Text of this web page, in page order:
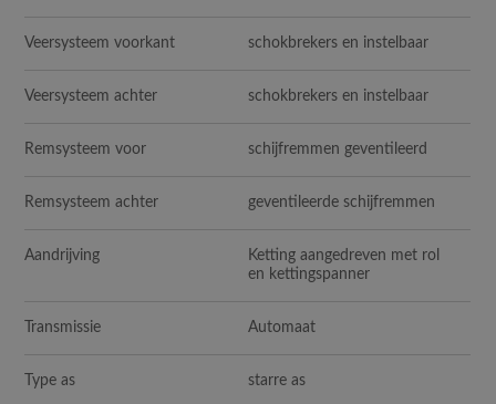
Veersysteem voorkant schokbrekers en instelbaar
Veersysteem achter schokbrekers en instelbaar
Remsysteem voor schijfremmen geventileerd
Remsysteem achter geventileerde schijfremmen
Aandrijving
Ketting aangedreven met rol
en kettingspanner
Transmissie Automaat
Type as starre as